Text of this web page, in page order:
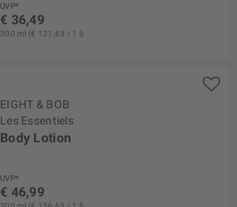
UVP*
€ 36,49
300 ml (€ 121,63 / 1 l)
EIGHT & BOB
Les Essentiels
Body Lotion
UVP*
€ 46,99